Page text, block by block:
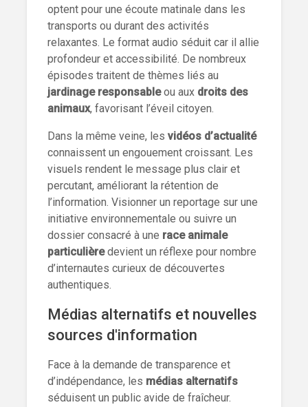
optent pour une écoute matinale dans les
transports ou durant des activités
relaxantes. Le format audio séduit car il allie
profondeur et accessibilité. De nombreux
épisodes traitent de thèmes liés au
jardinage responsableou aux droits des
animaux, favorisant l’éveil citoyen.
Dans la même veine, les vidéos d’actualité
connaissent un engouement croissant. Les
visuels rendent le message plus clair et
percutant, améliorant la rétention de
l’information. Visionner un reportage sur une
initiative environnementale ou suivre un
dossier consacré à une race animale
particulièredevient un réflexe pour nombre
d’internautes curieux de découvertes
authentiques.
Médias alternatifs et nouvelles
sources d'information
Face à la demande de transparence et
d’indépendance, les médias alternatifs
séduisent un public avide de fraîcheur.